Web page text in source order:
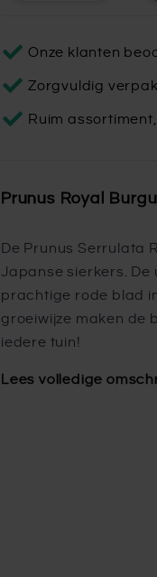
Onze klanten
Zorgvuldig
Ruim
Prunus Royal
De Prunus Serrulata
Japanse sierkers. De
prachtige rode blad
groeiwijze maken de
iedere tuin!
Lees volledige